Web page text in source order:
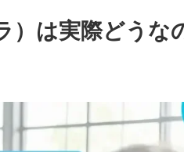
）は実際どうな